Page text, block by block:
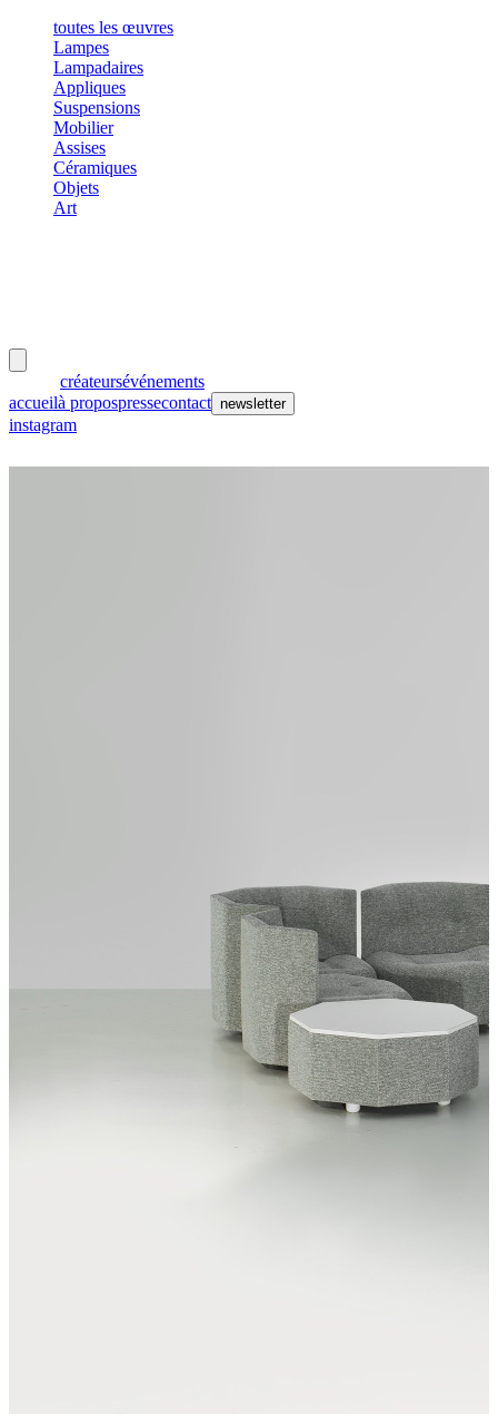
toutes les œuvres
Lampes
Lampadaires
Appliques
Suspensions
Mobilier
Assises
Céramiques
Objets
Art
créateursévénements
accueilà propospressecontact newsletter
instagram